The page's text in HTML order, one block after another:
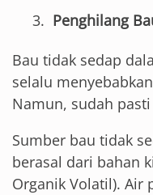
Penghilang
Bau tidak sedap
selalu
Namun, sudah
Sumber bau tidak
berasal dari bahan
Organik Volatil). Air